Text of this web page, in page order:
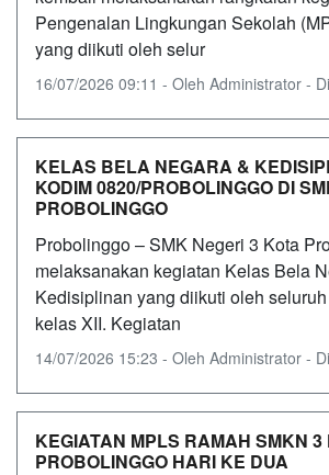
Pengenalan Lingkungan Sekolah
yang diikuti oleh selur
16/07/2026 09:11 - Oleh Administrator -
KELAS BELA NEGARA &
KODIM 0820/PROBOLINGGO DI
PROBOLINGGO
Probolinggo – SMK Negeri 3 Kota
melaksanakan kegiatan Kelas Bela
Kedisiplinan yang diikuti oleh
kelas XII. Kegiatan
14/07/2026 15:23 - Oleh Administrator -
KEGIATAN MPLS RAMAH SMKN 3
PROBOLINGGO HARI KE DUA